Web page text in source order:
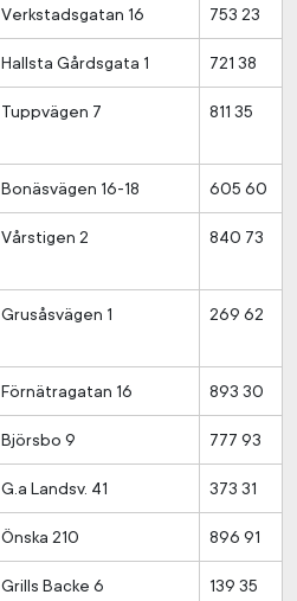
Verkstadsgatan 16 753 23
Hallsta Gårdsgata 1 721 38
Tuppvägen 7 811 35
Bonäsvägen 16-18 605 60
Vårstigen 2 840 73
Grusåsvägen 1 269 62
Förnätragatan 16 893 30
Björsbo 9 777 93
G.a Landsv. 41 373 31
Önska 210 896 91
Grills Backe 6 139 35